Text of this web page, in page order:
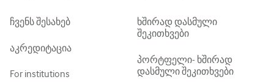
ჩვენს შესახებ
აკრედიტაცია
For institutions
ხშირად დასმული
შეკითხვები
პორტფელი- ხშირად
დასმული შეკითხვები